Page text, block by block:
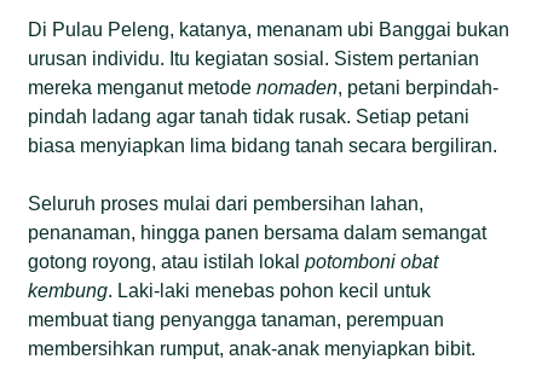
Di Pulau Peleng, katanya, menanam ubi Banggai bukan
urusan individu. Itu kegiatan sosial. Sistem pertanian
mereka menganut metodenomaden, petani berpindah-
pindah ladang agar tanah tidak rusak. Setiap petani
biasa menyiapkan lima bidang tanah secara bergiliran.
Seluruh proses mulai dari pembersihan lahan,
penanaman, hingga panen bersama dalam semangat
gotong royong, atau istilah lokalpotomboni obat
kembung. Laki-laki menebas pohon kecil untuk
membuat tiang penyangga tanaman, perempuan
membersihkan rumput, anak-anak menyiapkan bibit.